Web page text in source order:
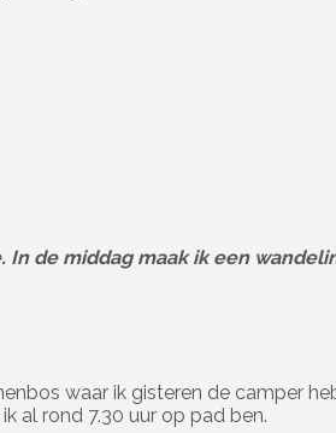
de middag maak ik een
waar ik gisteren de camper
al rond 7.30 uur op pad ben.